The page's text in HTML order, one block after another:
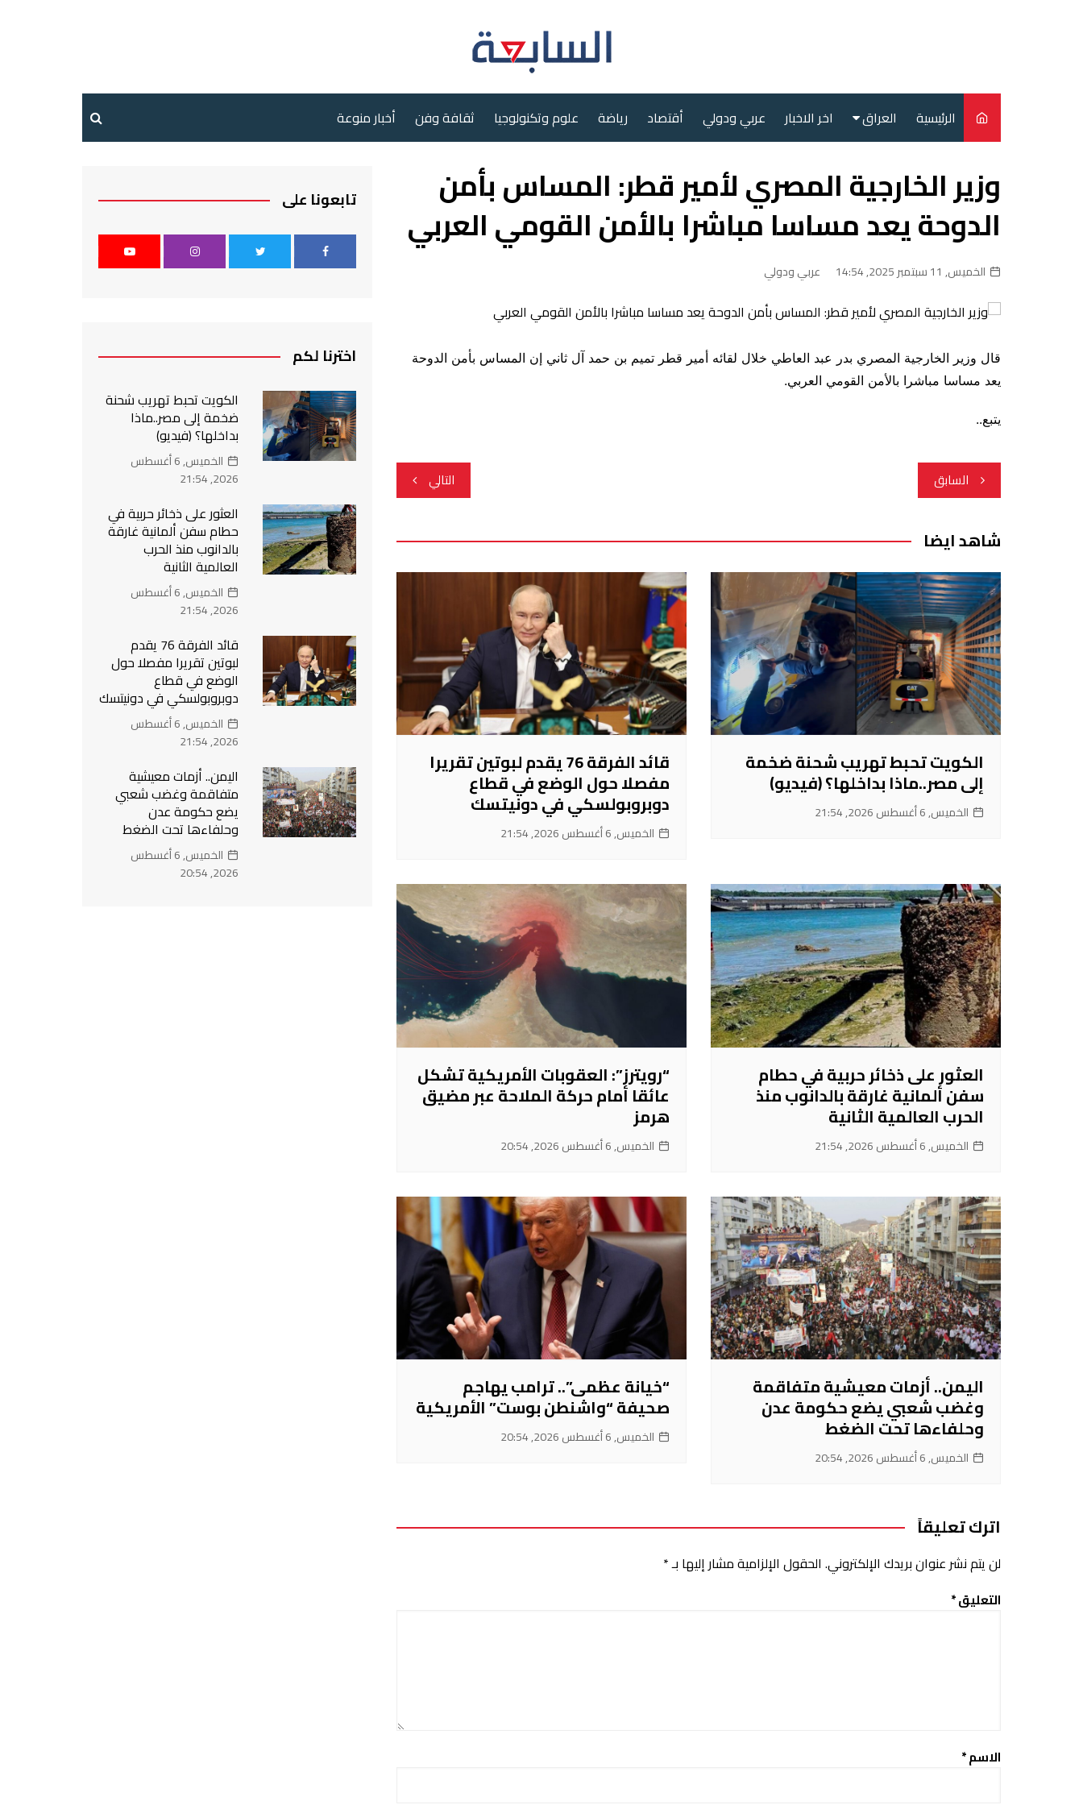
الرئيسية العراق
سياسة
محليات
اخر الاخبار عربي ودولي أقتصاد رياضة علوم وتكنولوجيا ثقافة وفن أخبار منوعة
وزير الخارجية المصري لأمير قطر: المساس بأمن
الدوحة يعد مساسا مباشرا بالأمن القومي العربي
الخميس, 11 سبتمبر 2025, 14:54 عربي ودولي
قال وزير الخارجية المصري بدر عبد العاطي خلال لقائه أمير قطر تميم بن حمد آل ثاني إن المساس بأمن الدوحة
يعد مساسا مباشرا بالأمن القومي العربي.
يتبع..
تصفّح
المقالات
السابق التالي
شاهد ايضا
الكويت تحبط تهريب شحنة ضخمة
إلى مصر..ماذا بداخلها؟ (فيديو)
الخميس, 6 أغسطس 2026, 21:54
قائد الفرقة 76 يقدم لبوتين تقريرا
مفصلا حول الوضع في قطاع
دوبروبولسكي في دونيتسك
الخميس, 6 أغسطس 2026, 21:54
العثور على ذخائر حربية في حطام
سفن ألمانية غارقة بالدانوب منذ
الحرب العالمية الثانية
الخميس, 6 أغسطس 2026, 21:54
“رويترز”: العقوبات الأمريكية تشكل
عائقا أمام حركة الملاحة عبر مضيق
هرمز
الخميس, 6 أغسطس 2026, 20:54
اليمن.. أزمات معيشية متفاقمة
وغضب شعبي يضع حكومة عدن
وحلفاءها تحت الضغط
الخميس, 6 أغسطس 2026, 20:54
“خيانة عظمى”.. ترامب يهاجم
صحيفة “واشنطن بوست” الأمريكية
الخميس, 6 أغسطس 2026, 20:54
اترك تعليقاً
لن يتم نشر عنوان بريدك الإلكتروني. الحقول الإلزامية مشار إليها بـ*
التعليق*
الاسم*
تابعونا على
اخترنا لكم
الكويت تحبط تهريب شحنة
ضخمة إلى مصر..ماذا
بداخلها؟ (فيديو)
الخميس, 6 أغسطس
2026, 21:54
العثور على ذخائر حربية في
حطام سفن ألمانية غارقة
بالدانوب منذ الحرب
العالمية الثانية
الخميس, 6 أغسطس
2026, 21:54
قائد الفرقة 76 يقدم
لبوتين تقريرا مفصلا حول
الوضع في قطاع
دوبروبولسكي في دونيتسك
الخميس, 6 أغسطس
2026, 21:54
اليمن.. أزمات معيشية
متفاقمة وغضب شعبي
يضع حكومة عدن
وحلفاءها تحت الضغط
الخميس, 6 أغسطس
2026, 20:54